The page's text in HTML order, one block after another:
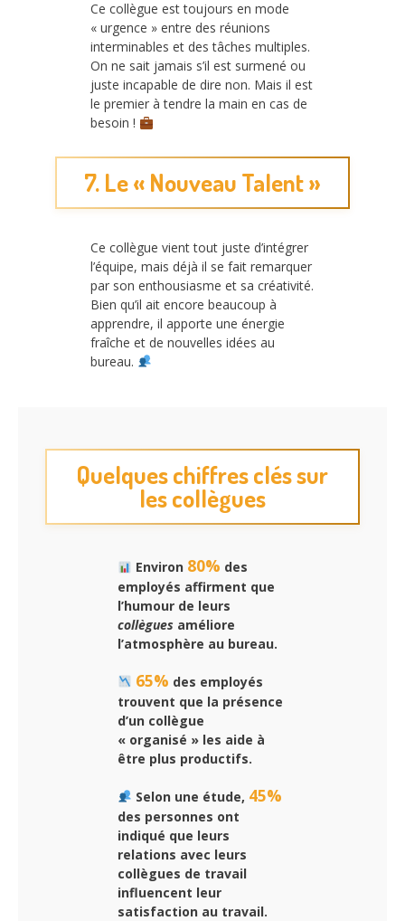
Ce collègue est toujours en mode
« urgence » entre des réunions
interminables et des tâches multiples.
On ne sait jamais s’il est surmené ou
juste incapable de dire non. Mais il est
le premier à tendre la main en cas de
besoin !
7. Le « Nouveau Talent »
Ce collègue vient tout juste d’intégrer
l’équipe, mais déjà il se fait remarquer
par son enthousiasme et sa créativité.
Bien qu’il ait encore beaucoup à
apprendre, il apporte une énergie
fraîche et de nouvelles idées au
bureau.
Quelques chiffres clés sur
les collègues
Environ 80% des
employés affirment que
l’humour de leurs
collègues améliore
l’atmosphère au bureau.
65% des employés
trouvent que la présence
d’un collègue
« organisé » les aide à
être plus productifs.
Selon une étude, 45%
des personnes ont
indiqué que leurs
relations avec leurs
collègues de travail
influencent leur
satisfaction au travail.